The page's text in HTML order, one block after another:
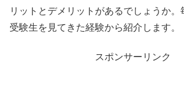
リットとデメリットがあるでしょうか
受験生を見てきた経験から紹介します。
スポンサーリンク